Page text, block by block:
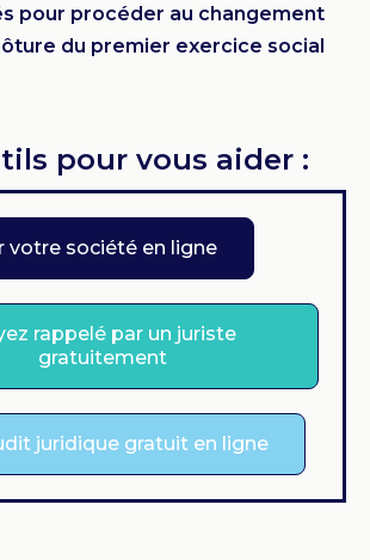
pour procéder au changement
du premier exercice social
pour vous aider :
votre société en ligne
rappelé par un juriste
gratuitement
juridique gratuit en ligne